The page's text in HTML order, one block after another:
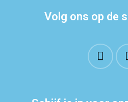
Volg ons op de